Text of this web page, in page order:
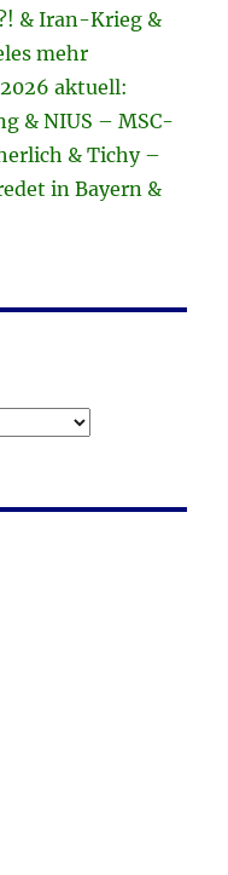
& Iran-Krieg &
mehr
aktuell:
& NIUS – MSC-
& Tichy –
in Bayern &